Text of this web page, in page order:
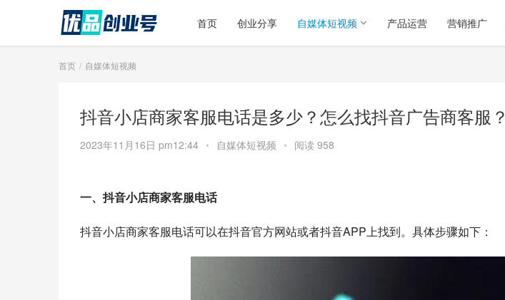
首页 创业分享 自媒体短视频 产品运营 营销推广
首页 自媒体短视频
抖音小店商家客服电话是多少？怎么找抖音广告商客服？
2023年11月16日 pm12:44 • 自媒体短视频 • 阅读 958
一、抖音小店商家客服电话
抖音小店商家客服电话可以在抖音官方网站或者抖音APP上找到。具体步骤如下：